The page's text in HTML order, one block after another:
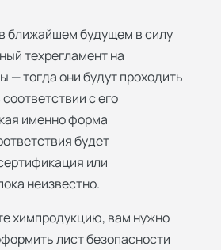
ближайшем будущем в силу
техрегламент на
— тогда они будут проходить
с его
именно форма
будет
или
неизвестно.
химпродукцию, вам нужно
лист безопасности